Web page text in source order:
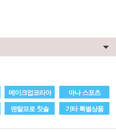
메이크업코리아
아나 스포츠
덴탈프로 칫솔 기타 특별상품